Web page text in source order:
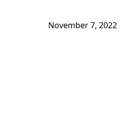
November 7, 2022